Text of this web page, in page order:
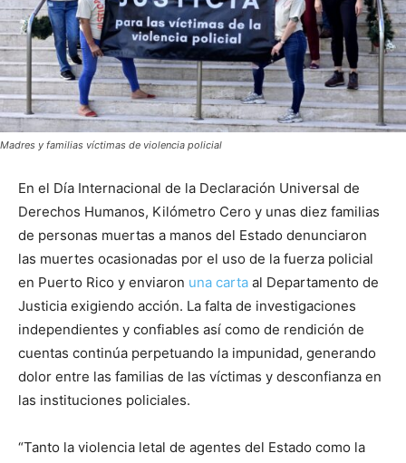
Madres y familias víctimas de violencia policial
En el Día Internacional de la Declaración Universal de
Derechos Humanos, Kilómetro Cero y unas diez familias
de personas muertas a manos del Estado denunciaron
las muertes ocasionadas por el uso de la fuerza policial
en Puerto Rico y enviaron una carta al Departamento de
Justicia exigiendo acción. La falta de investigaciones
independientes y confiables así como de rendición de
cuentas continúa perpetuando la impunidad, generando
dolor entre las familias de las víctimas y desconfianza en
las instituciones policiales.
“Tanto la violencia letal de agentes del Estado como la